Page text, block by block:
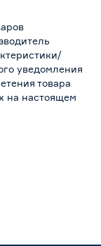
уведомления
товара
на настоящем